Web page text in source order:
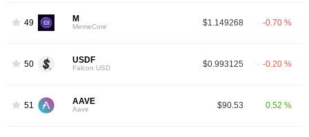
49 M
MemeCore $1.149268 -0.70 %
50 USDF
Falcon USD $0.993125 -0.20 %
51 AAVE
Aave $90.53 0.52 %